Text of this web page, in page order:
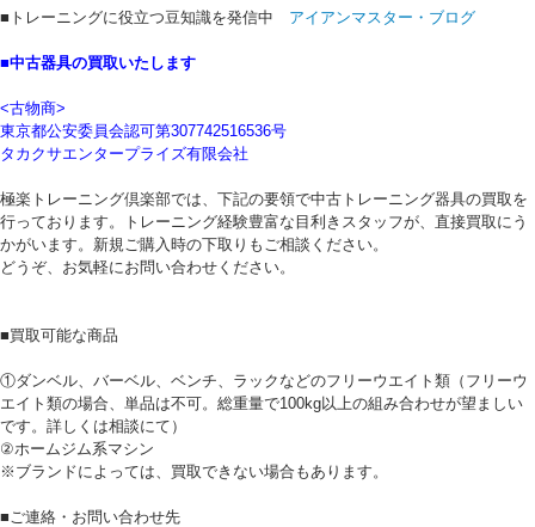
■トレーニングに役立つ豆知識を発信中 アイアンマスター・ブログ
■中古器具の買取いたします
<古物商>
東京都公安委員会認可第307742516536号
タカクサエンタープライズ有限会社
極楽トレーニング倶楽部では、下記の要領で中古トレーニング器具の買取を
行っております。トレーニング経験豊富な目利きスタッフが、直接買取にう
かがいます。新規ご購入時の下取りもご相談ください。
どうぞ、お気軽にお問い合わせください。
■買取可能な商品
①ダンベル、バーベル、ベンチ、ラックなどのフリーウエイト類（フリーウ
エイト類の場合、単品は不可。総重量で100kg以上の組み合わせが望ましい
です。詳しくは相談にて）
②ホームジム系マシン
※ブランドによっては、買取できない場合もあります。
■ご連絡・お問い合わせ先